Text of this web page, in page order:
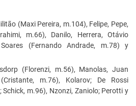
(Maxi Pereira, m.104), Felipe, Pepe,
m.66), Danilo, Herrera, Otávio
(Fernando Andrade, m.78) y
(Florenzi, m.56), Manolas, Juan
m.76), Kolarov; De Rossi
Schick, m.96), Nzonzi, Zaniolo; Perotti y